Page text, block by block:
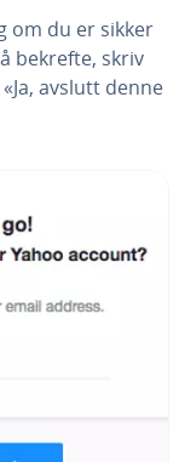
om du er sikker
bekrefte, skriv
avslutt denne